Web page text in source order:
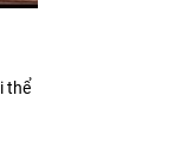
thể